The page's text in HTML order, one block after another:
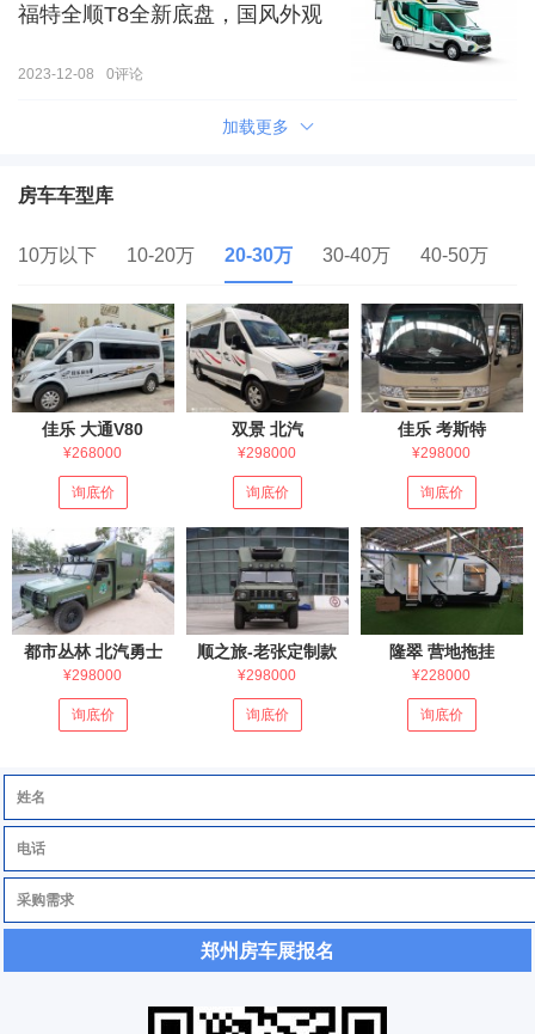
福特全顺T8全新底盘，国风外观
2023-12-08 0评论
加载更多
房车车型库
10万以下 10-20万 20-30万 30-40万 40-50万
佳乐 大通V80
¥268000
询底价
双景 北汽
¥298000
询底价
佳乐 考斯特
¥298000
询底价
都市丛林 北汽勇士
¥298000
询底价
顺之旅-老张定制款
¥298000
询底价
隆翠 营地拖挂
¥228000
询底价
郑州房车展报名